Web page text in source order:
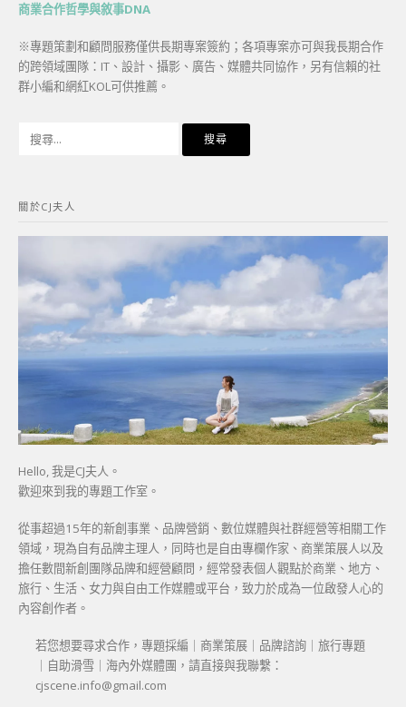
商業合作哲學與敘事DNA
※專題策劃和顧問服務僅供長期專案簽約；各項專案亦可與我長期合作
的跨領域團隊：IT、設計、攝影、廣告、媒體共同協作，另有信賴的社
群小編和網紅KOL可供推薦。
字:
關於CJ夫人
Hello, 我是CJ夫人。
歡迎來到我的專題工作室。
從事超過15年的新創事業、品牌營銷、數位媒體與社群經營等相關工作
領域，現為自有品牌主理人，同時也是自由專欄作家、商業策展人以及
擔任數間新創團隊品牌和經營顧問，經常發表個人觀點於商業、地方、
旅行、生活、女力與自由工作媒體或平台，致力於成為一位啟發人心的
內容創作者。
若您想要尋求合作，專題採編｜商業策展｜品牌諮詢｜旅行專題
｜自助滑雪｜海內外媒體團，請直接與我聯繫：
cjscene.info@gmail.com